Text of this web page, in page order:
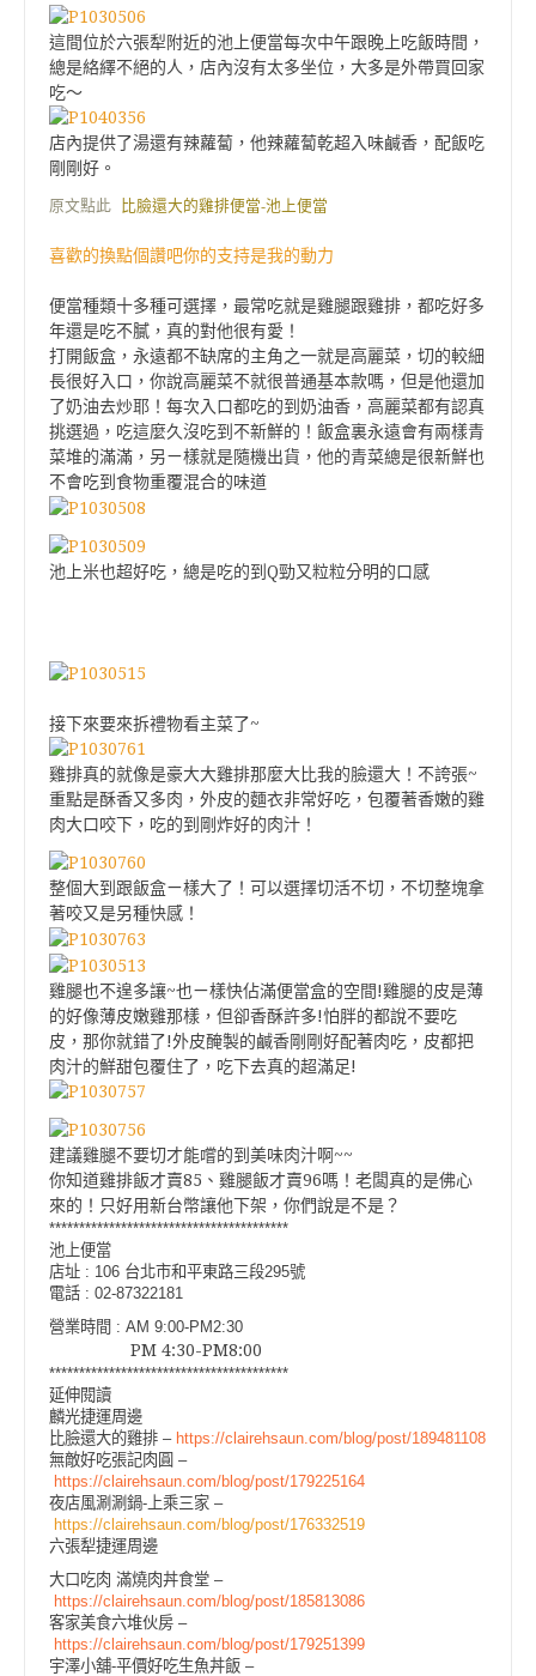
這間位於六張犁附近的池上便當每次中午跟晚上吃飯時間，
總是絡繹不絕的人，店內沒有太多坐位，大多是外帶買回家
吃～
店內提供了湯還有辣蘿蔔，他辣蘿蔔乾超入味鹹香，配飯吃
剛剛好。
原文點此 比臉還大的雞排便當-池上便當
喜歡的換點個讚吧你的支持是我的動力
便當種類十多種可選擇，最常吃就是雞腿跟雞排，都吃好多
年還是吃不膩，真的對他很有愛！
打開飯盒，永遠都不缺席的主角之一就是高麗菜，切的較細
長很好入口，你說高麗菜不就很普通基本款嗎，但是他還加
了奶油去炒耶！每次入口都吃的到奶油香，高麗菜都有認真
挑選過，吃這麼久沒吃到不新鮮的！飯盒裏永遠會有兩樣青
菜堆的滿滿，另ㄧ樣就是隨機出貨，他的青菜總是很新鮮也
不會吃到食物重覆混合的味道
池上米也超好吃，總是吃的到Q勁又粒粒分明的口感
接下來要來拆禮物看主菜了~
雞排真的就像是豪大大雞排那麼大比我的臉還大！不誇張~
重點是酥香又多肉，外皮的麵衣非常好吃，包覆著香嫩的雞
肉大口咬下，吃的到剛炸好的肉汁！
整個大到跟飯盒ㄧ樣大了！可以選擇切活不切，不切整塊拿
著咬又是另種快感！
雞腿也不遑多讓~也ㄧ樣快佔滿便當盒的空間!雞腿的皮是薄
的好像薄皮嫩雞那樣，但卻香酥許多!怕胖的都說不要吃
皮，那你就錯了!外皮醃製的鹹香剛剛好配著肉吃，皮都把
肉汁的鮮甜包覆住了，吃下去真的超滿足!
建議雞腿不要切才能嚐的到美味肉汁啊~~
你知道雞排飯才賣85、雞腿飯才賣96嗎！老闆真的是佛心
來的！只好用新台幣讓他下架，你們說是不是？
****************************************
池上便當
店址 : 106 台北市和平東路三段295號
電話 : 02-87322181
營業時間 : AM 9:00-PM2:30
PM 4:30-PM8:00
****************************************
延伸閱讀
麟光捷運周邊
比臉還大的雞排 – https://clairehsaun.com/blog/post/189481108
無敵好吃張記肉圓 –
https://clairehsaun.com/blog/post/179225164
夜店風涮涮鍋-上乘三家 –
https://clairehsaun.com/blog/post/176332519
六張犁捷運周邊
大口吃肉 滿燒肉丼食堂 –
https://clairehsaun.com/blog/post/185813086
客家美食六堆伙房 –
https://clairehsaun.com/blog/post/179251399
宇澤小舖-平價好吃生魚丼飯 –